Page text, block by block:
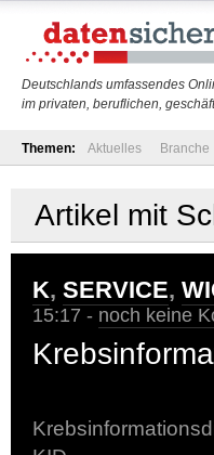
Deutschlands umfassendes
im privaten, beruflichen,
Themen: Aktuelles Branche
Artikel mit
K, SERVICE,
15:17 - noch keine